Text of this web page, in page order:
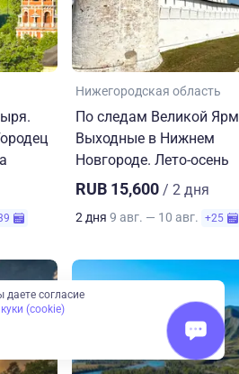
Нижегородская область
По следам Великой
Выходные в Нижнем
Новгороде. Лето-осень
RUB 15,600 / 2 дня
2 дня 9 авг. — 10 авг. +25
даете согласие
(cookie)